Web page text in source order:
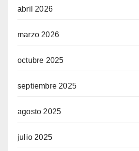
abril 2026
marzo 2026
octubre 2025
septiembre 2025
agosto 2025
julio 2025